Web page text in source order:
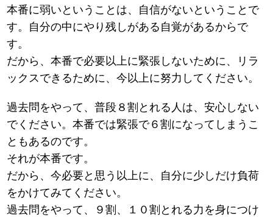
本番に弱いということは、自信がないということで
す。自分の中にやり残しがある自覚があるからで
す。
だから、本番で必要以上に緊張しないために、リラ
ックスできるために、今以上に努力してください。
過去問をやって、普段８割とれる人は、安心しない
でください。本番では緊張で６割になってしまうこ
ともあるのです。
それが本番です。
だから、今必要と思う以上に、自分に少しだけ負荷
をかけてみてください。
過去問をやって、９割、１０割とれる力を身につけ